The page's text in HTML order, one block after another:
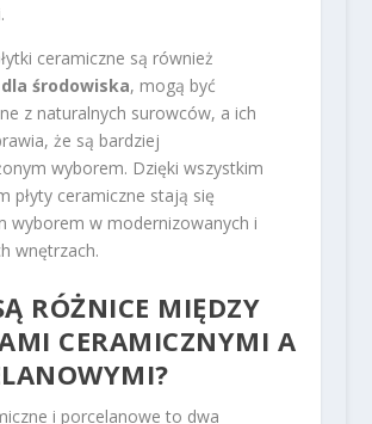
ceramiczne są również
środowiska, mogą być
z naturalnych surowców, a ich
że są bardziej
wyborem. Dzięki wszystkim
płyty ceramiczne stają się
wyborem w modernizowanych i
wnętrzach.
RÓŻNICE MIĘDZY
CERAMICZNYMI A
i porcelanowe to dwa